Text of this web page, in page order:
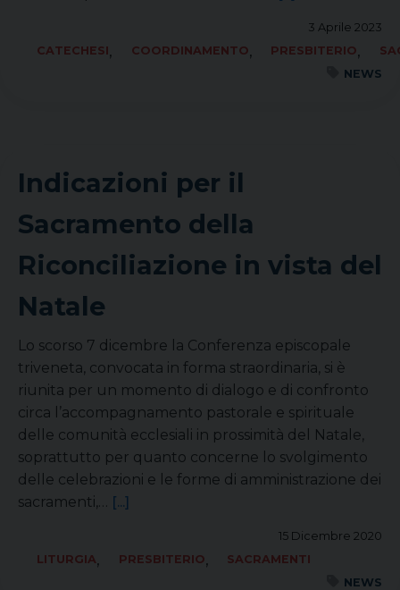
3 Aprile 2023
CATECHESI, COORDINAMENTO, PRESBITERIO,
NEWS
Indicazioni per il
Sacramento della
Riconciliazione in vista del
Natale
Lo scorso 7 dicembre la Conferenza episcopale
triveneta, convocata in forma straordinaria, si è
riunita per un momento di dialogo e di confronto
circa l’accompagnamento pastorale e spirituale
delle comunità ecclesiali in prossimità del Natale,
soprattutto per quanto concerne lo svolgimento
delle celebrazioni e le forme di amministrazione dei
sacramenti,… [...]
15 Dicembre 2020
LITURGIA, PRESBITERIO,
SACRAMENTI
NEWS